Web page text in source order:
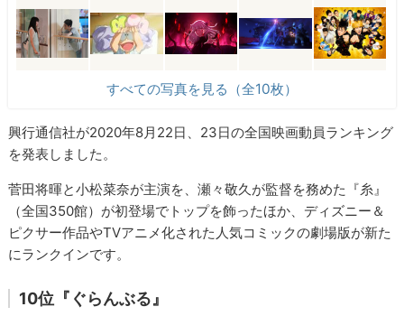
すべての写真を見る（全10枚）
興行通信社が2020年8月22日、23日の全国映画動員ランキング
を発表しました。
菅田将暉と小松菜奈が主演を、瀬々敬久が監督を務めた『糸』
（全国350館）が初登場でトップを飾ったほか、ディズニー＆
ピクサー作品やTVアニメ化された人気コミックの劇場版が新た
にランクインです。
10位『ぐらんぶる』